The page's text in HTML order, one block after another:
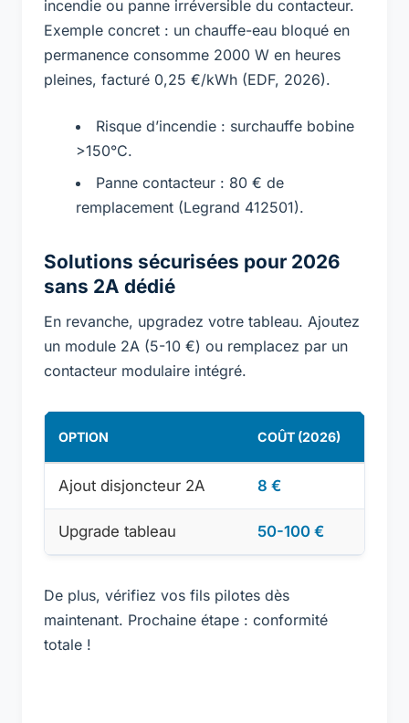
incendie ou panne irréversible du contacteur.
Exemple concret : un chauffe-eau bloqué en
permanence consomme 2000 W en heures
pleines, facturé 0,25 €/kWh (EDF, 2026).
Risque d’incendie : surchauffe bobine
>150°C.
Panne contacteur : 80 € de
remplacement (Legrand 412501).
Solutions sécurisées pour 2026
sans 2A dédié
En revanche, upgradez votre tableau. Ajoutez
un module 2A (5-10 €) ou remplacez par un
contacteur modulaire intégré.
OPTION COÛT (2026)
Ajout disjoncteur 2A 8 €
Upgrade tableau 50-100 €
De plus, vérifiez vos fils pilotes dès
maintenant. Prochaine étape : conformité
totale !